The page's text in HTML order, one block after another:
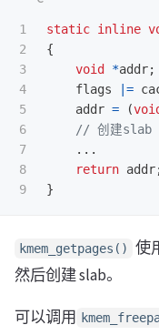
1
2
3
4
5
6
7
8
static inline
{
void
*addr;
flags
|=
addr = (
// 创建slab
...
return addr
}
kmem_getpages() 使
然后创建 slab。
可以调用